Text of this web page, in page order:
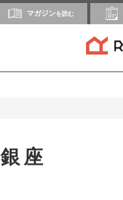
マガジンを読む
銀座